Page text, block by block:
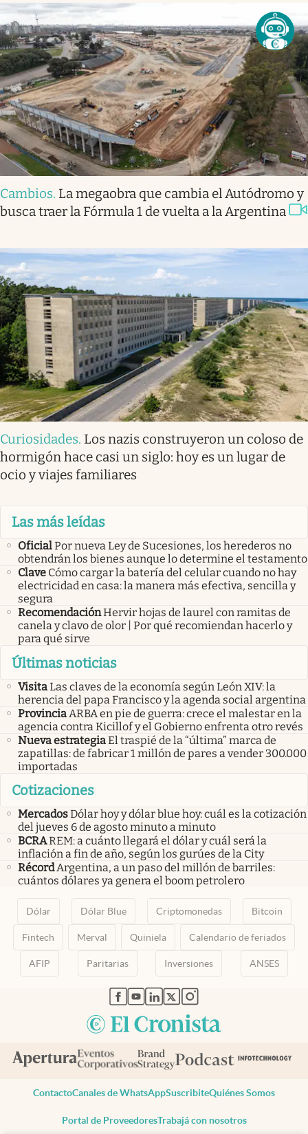
Cambios. La megaobra que cambia el Autódromo y
busca traer la Fórmula 1 de vuelta a la Argentina
Curiosidades. Los nazis construyeron un coloso de
hormigón hace casi un siglo: hoy es un lugar de
ocio y viajes familiares
Las más leídas
OficialPor nueva Ley de Sucesiones, los herederos no
obtendrán los bienes aunque lo determine el testamento
Clave Cómo cargar la batería del celular cuando no hay
electricidad en casa: la manera más efectiva, sencilla y
segura
RecomendaciónHervir hojas de laurel con ramitas de
canela y clavo de olor | Por qué recomiendan hacerlo y
para qué sirve
Últimas noticias
VisitaLas claves de la economía según León XIV: la
herencia del papa Francisco y la agenda social argentina
ProvinciaARBA en pie de guerra: crece el malestar en la
agencia contra Kicillof y el Gobierno enfrenta otro revés
Nueva estrategiaEl traspié de la “última” marca de
zapatillas: de fabricar 1 millón de pares a vender 300.000
importadas
Cotizaciones
MercadosDólar hoy y dólar blue hoy: cuál es la cotización
del jueves 6 de agosto minuto a minuto
BCRAREM: a cuánto llegará el dólar y cuál será la
inflación a fin de año, según los gurúes de la City
RécordArgentina, a un paso del millón de barriles:
cuántos dólares ya genera el boom petrolero
Dólar Dólar Blue Criptomonedas Bitcoin
Fintech Merval Quiniela Calendario de feriados
AFIP Paritarias Inversiones ANSES
abre en nueva pestaña
abre en nueva pestaña
abre en nueva pestaña
abre en nueva pestaña
abre en nueva pestaña
ContactoCanales de WhatsAppSuscribiteQuiénes Somos
Portal de ProveedoresTrabajá con nosotros